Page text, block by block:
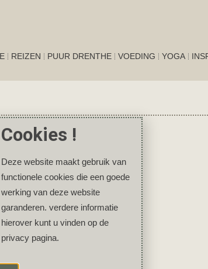
REIZEN PUUR DRENTHE VOEDING YOGA
Cookies !
Deze website maakt gebruik van
functionele cookies die een goede
werking van deze website
garanderen. verdere informatie
hierover kunt u vinden op de
privacy pagina.